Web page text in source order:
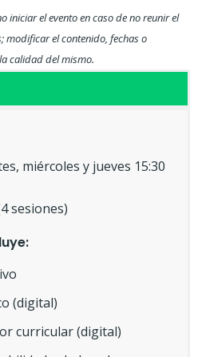
iniciar el evento en caso de no reunir el
el contenido, fechas o
calidad del mismo.
miércoles y jueves 15:30
sesiones)
(digital)
curricular (digital)